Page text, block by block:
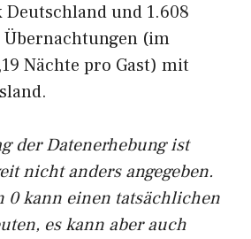
und 1.608
Übernachtungen (im
Nächte pro Gast) mit
der Datenerhebung ist
nicht anders angegeben.
0 kann einen tatsächlichen
es kann aber auch